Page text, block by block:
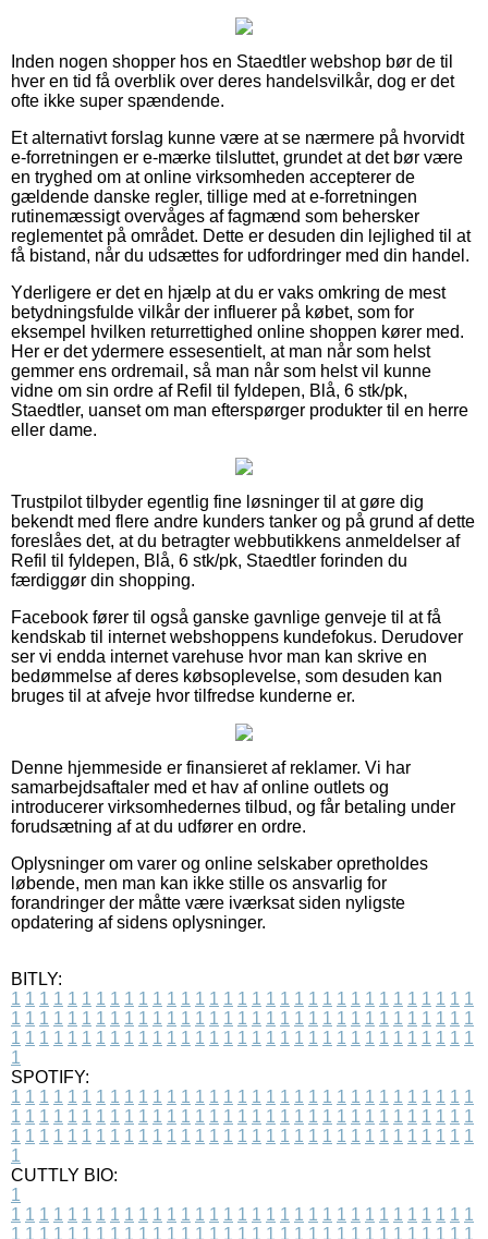
Inden nogen shopper hos en Staedtler webshop bør de til
hver en tid få overblik over deres handelsvilkår, dog er det
ofte ikke super spændende.
Et alternativt forslag kunne være at se nærmere på hvorvidt
e-forretningen er e-mærke tilsluttet, grundet at det bør være
en tryghed om at online virksomheden accepterer de
gældende danske regler, tillige med at e-forretningen
rutinemæssigt overvåges af fagmænd som behersker
reglementet på området. Dette er desuden din lejlighed til at
få bistand, når du udsættes for udfordringer med din handel.
Yderligere er det en hjælp at du er vaks omkring de mest
betydningsfulde vilkår der influerer på købet, som for
eksempel hvilken returrettighed online shoppen kører med.
Her er det ydermere essesentielt, at man når som helst
gemmer ens ordremail, så man når som helst vil kunne
vidne om sin ordre af Refil til fyldepen, Blå, 6 stk/pk,
Staedtler, uanset om man efterspørger produkter til en herre
eller dame.
Trustpilot tilbyder egentlig fine løsninger til at gøre dig
bekendt med flere andre kunders tanker og på grund af dette
foreslåes det, at du betragter webbutikkens anmeldelser af
Refil til fyldepen, Blå, 6 stk/pk, Staedtler forinden du
færdiggør din shopping.
Facebook fører til også ganske gavnlige genveje til at få
kendskab til internet webshoppens kundefokus. Derudover
ser vi endda internet varehuse hvor man kan skrive en
bedømmelse af deres købsoplevelse, som desuden kan
bruges til at afveje hvor tilfredse kunderne er.
Denne hjemmeside er finansieret af reklamer. Vi har
samarbejdsaftaler med et hav af online outlets og
introducerer virksomhedernes tilbud, og får betaling under
forudsætning af at du udfører en ordre.
Oplysninger om varer og online selskaber opretholdes
løbende, men man kan ikke stille os ansvarlig for
forandringer der måtte være iværksat siden nyligste
opdatering af sidens oplysninger.
BITLY:
1 1 1 1 1 1 1 1 1 1 1 1 1 1 1 1 1 1 1 1 1 1 1 1 1 1 1 1 1 1 1 1 1
1 1 1 1 1 1 1 1 1 1 1 1 1 1 1 1 1 1 1 1 1 1 1 1 1 1 1 1 1 1 1 1 1
1 1 1 1 1 1 1 1 1 1 1 1 1 1 1 1 1 1 1 1 1 1 1 1 1 1 1 1 1 1 1 1 1
1
SPOTIFY:
1 1 1 1 1 1 1 1 1 1 1 1 1 1 1 1 1 1 1 1 1 1 1 1 1 1 1 1 1 1 1 1 1
1 1 1 1 1 1 1 1 1 1 1 1 1 1 1 1 1 1 1 1 1 1 1 1 1 1 1 1 1 1 1 1 1
1 1 1 1 1 1 1 1 1 1 1 1 1 1 1 1 1 1 1 1 1 1 1 1 1 1 1 1 1 1 1 1 1
1
CUTTLY BIO:
1
1 1 1 1 1 1 1 1 1 1 1 1 1 1 1 1 1 1 1 1 1 1 1 1 1 1 1 1 1 1 1 1 1
1 1 1 1 1 1 1 1 1 1 1 1 1 1 1 1 1 1 1 1 1 1 1 1 1 1 1 1 1 1 1 1 1